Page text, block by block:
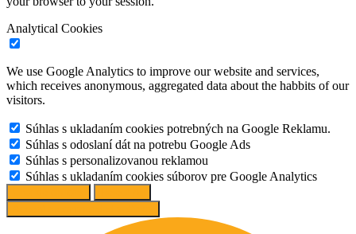
Analytical Cookies
We use Google Analytics to improve our website and services,
which receives anonymous, aggregated data about the habbits of our
visitors.
Súhlas s ukladaním cookies potrebných na Google Reklamu.
Súhlas s odoslaní dát na potrebu Google Ads
Súhlas s personalizovanou reklamou
Súhlas s ukladaním cookies súborov pre Google Analytics